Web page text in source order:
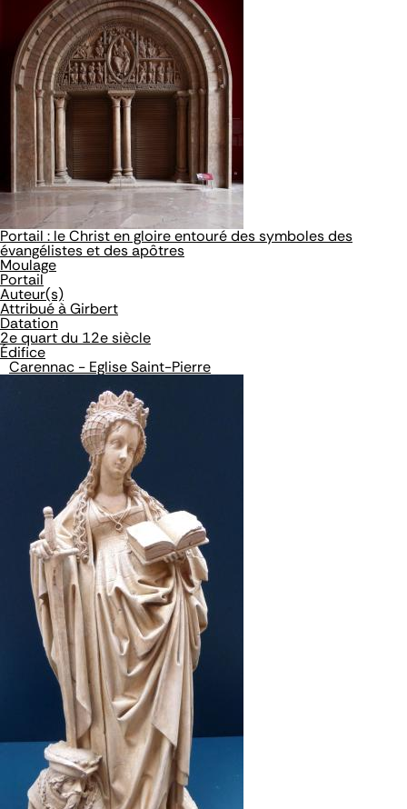
Portail : le Christ en gloire entouré des symboles des
évangélistes et des apôtres
Moulage
Portail
Auteur(s)
Attribué à Girbert
Datation
2e quart du 12e siècle
Édifice
Carennac - Eglise Saint-Pierre